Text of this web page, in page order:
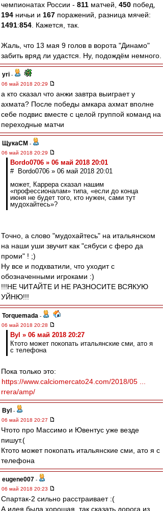
чемпионатах России - 811 матчей, 450 побед,
194 ничьи и 167 поражений, разница мячей:
1491:854 . Кажется, так.
Жаль, что 13 мая 9 голов в ворота "Динамо"
забить вряд ли удастся. Ну, подождём немного.
yri -
06 май 2018 20:29
а кто сказал что анжи завтра выиграет у
ахмата? После победы амкара ахмат вполне
себе подвис вместе с целой группой команд на
переходные матчи
ЩукаСМ -
06 май 2018 20:29
Bordo0706 » 06 май 2018 20:01
# Bordo0706 » 06 май 2018 20:01
может, Каррера сказал нашим
«профессионалам» типа, «если до конца
июня не будет того, кто нужен, сами тут
мудохайтесь»?
Точно, а слово "мудохайтесь" на итальянском
на наши уши звучит как "сябуси с феро да
проми" ! ;)
Ну все и подхватили, что уходит с
обозначенными игроками :)
!!!НЕ ЧИТАЙТЕ И НЕ РАЗНОСИТЕ ВСЯКУЮ
УЙНЮ!!!
Torquemada -
06 май 2018 20:28
Byl » 06 май 2018 20:27
Ктото может покопать итальянские сми, ато я
с телефона
Пока только это:
https://www.calciomercato24.com/2018/05 ...
rrera/amp/
Byl -
06 май 2018 20:27
Чтото про Массимо и Ювентус уже везде
пишут.(
Ктото может покопать итальянские сми, ато я с
телефона
eugene007 -
06 май 2018 20:23
Спартак-2 сильно расстраивает :(
А идея была хорошая, так сказать дорога из